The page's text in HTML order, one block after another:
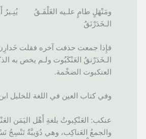
ومَنْهَلٍ طامٍ علـيه الغَلْفَـقُ يُنِـيرُ
الـخَدَرْنَقُ
فإِذا جمعت حذفت آخره فقلت
الـخَدَرْنقُ العَنْكَبُوت ولـم يخص به
العنكبوت الضخْمة.
وفي كتاب العين في اللغة للخليل
عنكب: العَنْكِبوتُ بلغةِ أَهْل اليَمَن
والجمعُ العَناكِب، وهي دُوَيبَّةٌ تَنْسِجُ